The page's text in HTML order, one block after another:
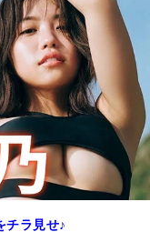
チラ見せ♪